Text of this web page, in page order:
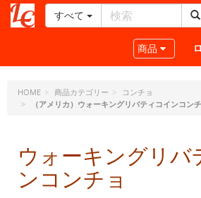
ー
ラ
フ
ッ
ト・
ジ
すべて
Toggle
商品
HOME 商品カテゴリー
コンチョ
（アメリカ）ウォーキングリバティコインコン
ウォーキングリバ
ンコンチョ